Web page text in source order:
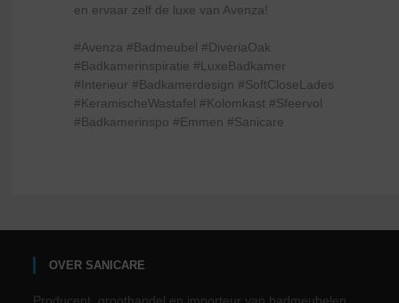
en ervaar zelf de luxe van Avenza!
#Avenza #Badmeubel #DiveriaOak
#Badkamerinspiratie #LuxeBadkamer
#Interieur #Badkamerdesign #SoftCloseLades
#KeramischeWastafel #Kolomkast #Sfeervol
#Badkamerinspo #Emmen #Sanicare
OVER SANICARE